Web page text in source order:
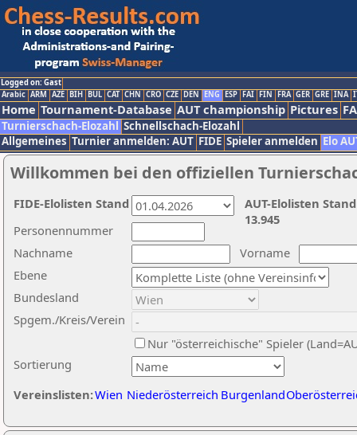
Logged on: Gast
Arabic ARM AZE BIH BUL CAT CHN CRO CZE DEN ENG ESP FAI FIN FRA GER GRE INA
Home Tournament-Database AUT championship Pictures
Turnierschach-Elozahl Schnellschach-Elozahl
Allgemeines Turnier anmelden: AUT FIDE Spieler anmelden Elo
Willkommen bei den offiziellen
Nachname
Vorname
Ebene
Sortierung
Personennummer
Bundesland
Spgem./Kreis/Verein
Nur "österreichische" Spieler
Vereinslisten:Wien Niederösterreich Burgenland
AUT-Elolisten
13.945
FIDE-Elolisten Stand